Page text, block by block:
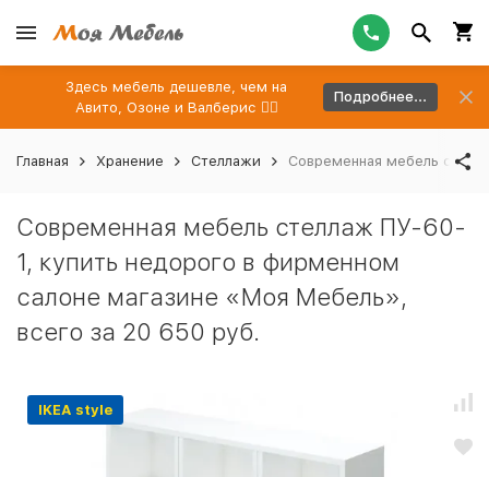
Здесь мебель дешевле, чем на
Авито, Озоне и Валберис 👉🏻
Подробнее...
Главная Хранение Стеллажи Современная мебель
Современная мебель стеллаж ПУ-60-
1, купить недорого в фирменном
салоне магазине «Моя Мебель»,
всего за 20 650 руб.
IKEA style